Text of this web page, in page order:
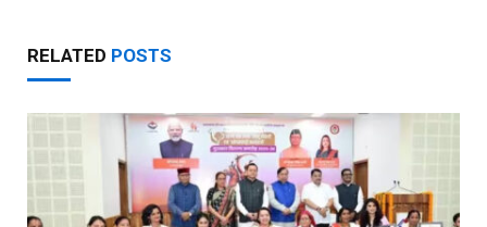
RELATED POSTS